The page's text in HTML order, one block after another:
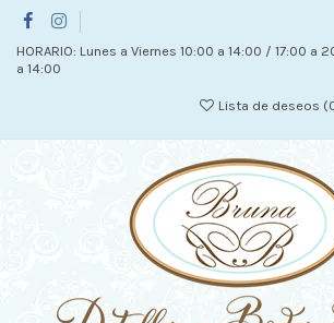
HORARIO: Lunes a Viernes 10:00 a 14:00 / 17:00 a
a 14:00
Lista de deseos (